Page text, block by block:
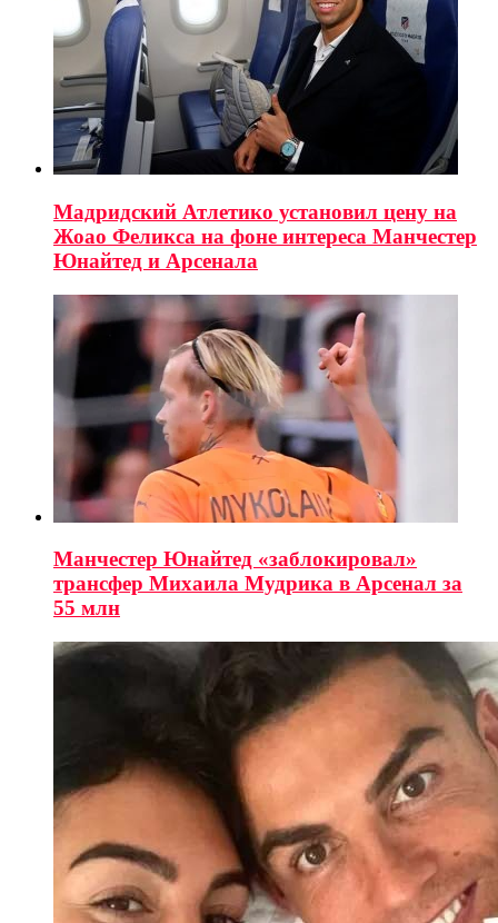
Мадридский Атлетико установил цену на
Жоао Феликса на фоне интереса Манчестер
Юнайтед и Арсенала
Манчестер Юнайтед «заблокировал»
трансфер Михаила Мудрика в Арсенал за
55 млн